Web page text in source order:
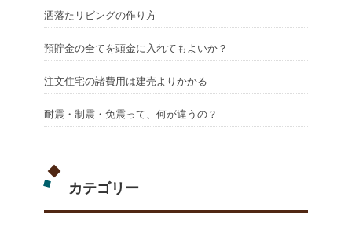
洒落たリビングの作り方
預貯金の全てを頭金に入れてもよいか？
注文住宅の諸費用は建売よりかかる
耐震・制震・免震って、何が違うの？
カテゴリー